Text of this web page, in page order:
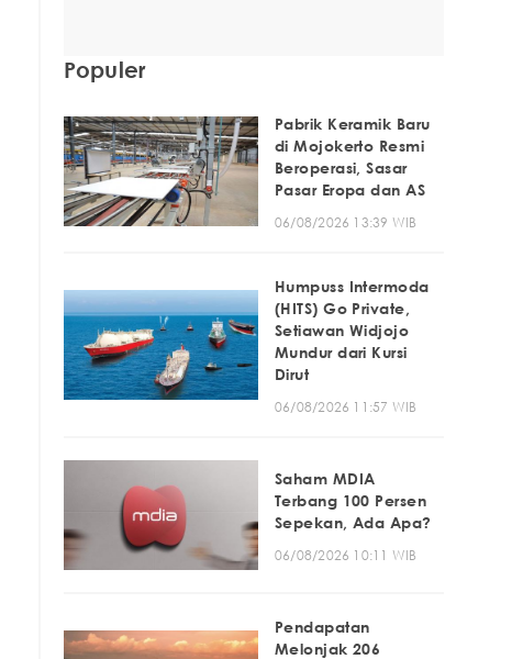
Populer
Pabrik Keramik Baru
di Mojokerto Resmi
Beroperasi, Sasar
Pasar Eropa dan AS
06/08/2026 13:39 WIB
Humpuss Intermoda
(HITS) Go Private,
Setiawan Widjojo
Mundur dari Kursi
Dirut
06/08/2026 11:57 WIB
Saham MDIA
Terbang 100 Persen
Sepekan, Ada Apa?
06/08/2026 10:11 WIB
Pendapatan
Melonjak 206